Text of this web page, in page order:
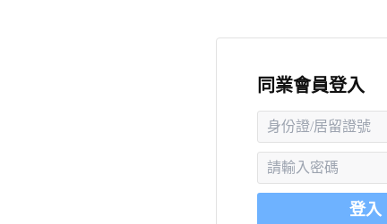
同業會員登入
登入